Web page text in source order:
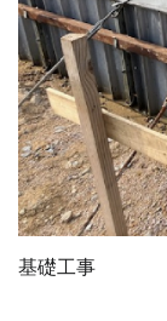
基礎工事